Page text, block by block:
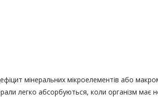
мінеральних мікроелементів або
легко абсорбуються, коли організм має